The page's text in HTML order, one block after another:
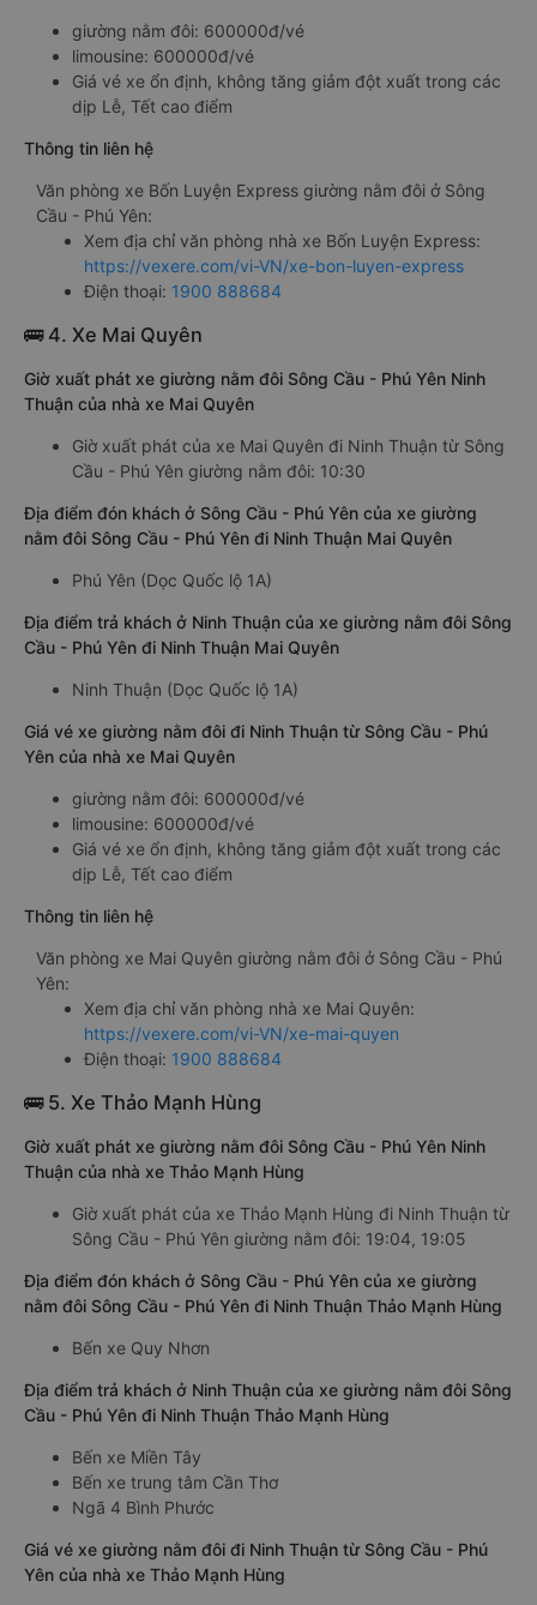
giường nằm đôi: 600000đ/vé
limousine: 600000đ/vé
Giá vé xe ổn định, không tăng giảm đột xuất trong các
dịp Lễ, Tết cao điểm
Thông tin liên hệ
Văn phòng xe Bốn Luyện Express giường nằm đôi ở Sông
Cầu - Phú Yên:
Xem địa chỉ văn phòng nhà xe Bốn Luyện Express:
https://vexere.com/vi-VN/xe-bon-luyen-express
Điện thoại: 1900 888684
🚌 4. Xe Mai Quyên
Giờ xuất phát xe giường nằm đôi Sông Cầu - Phú Yên Ninh
Thuận của nhà xe Mai Quyên
Giờ xuất phát của xe Mai Quyên đi Ninh Thuận từ Sông
Cầu - Phú Yên giường nằm đôi: 10:30
Địa điểm đón khách ở Sông Cầu - Phú Yên của xe giường
nằm đôi Sông Cầu - Phú Yên đi Ninh Thuận Mai Quyên
Phú Yên (Dọc Quốc lộ 1A)
Địa điểm trả khách ở Ninh Thuận của xe giường nằm đôi Sông
Cầu - Phú Yên đi Ninh Thuận Mai Quyên
Ninh Thuận (Dọc Quốc lộ 1A)
Giá vé xe giường nằm đôi đi Ninh Thuận từ Sông Cầu - Phú
Yên của nhà xe Mai Quyên
giường nằm đôi: 600000đ/vé
limousine: 600000đ/vé
Giá vé xe ổn định, không tăng giảm đột xuất trong các
dịp Lễ, Tết cao điểm
Thông tin liên hệ
Văn phòng xe Mai Quyên giường nằm đôi ở Sông Cầu - Phú
Yên:
Xem địa chỉ văn phòng nhà xe Mai Quyên:
https://vexere.com/vi-VN/xe-mai-quyen
Điện thoại: 1900 888684
🚌 5. Xe Thảo Mạnh Hùng
Giờ xuất phát xe giường nằm đôi Sông Cầu - Phú Yên Ninh
Thuận của nhà xe Thảo Mạnh Hùng
Giờ xuất phát của xe Thảo Mạnh Hùng đi Ninh Thuận từ
Sông Cầu - Phú Yên giường nằm đôi: 19:04, 19:05
Địa điểm đón khách ở Sông Cầu - Phú Yên của xe giường
nằm đôi Sông Cầu - Phú Yên đi Ninh Thuận Thảo Mạnh Hùng
Bến xe Quy Nhơn
Địa điểm trả khách ở Ninh Thuận của xe giường nằm đôi Sông
Cầu - Phú Yên đi Ninh Thuận Thảo Mạnh Hùng
Bến xe Miền Tây
Bến xe trung tâm Cần Thơ
Ngã 4 Bình Phước
Giá vé xe giường nằm đôi đi Ninh Thuận từ Sông Cầu - Phú
Yên của nhà xe Thảo Mạnh Hùng